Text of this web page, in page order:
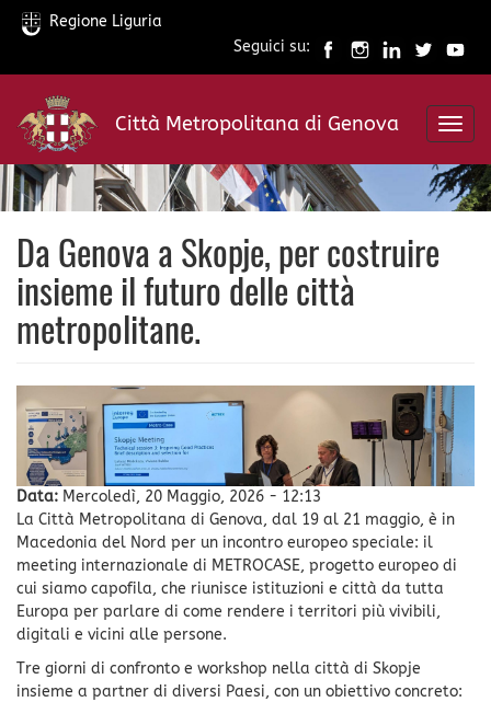
Salta
contenuto
principale
Regione Liguria
Seguici su:
Città Metropolitana di Genova
Da Genova a Skopje, per costruire
insieme il futuro delle città
metropolitane.
Data: Mercoledì, 20 Maggio, 2026 - 12:13
La Città Metropolitana di Genova, dal 19 al 21 maggio, è in
Macedonia del Nord per un incontro europeo speciale: il
meeting internazionale di METROCASE, progetto europeo di
cui siamo capofila, che riunisce istituzioni e città da tutta
Europa per parlare di come rendere i territori più vivibili,
digitali e vicini alle persone.
Tre giorni di confronto e workshop nella città di Skopje
insieme a partner di diversi Paesi, con un obiettivo concreto: